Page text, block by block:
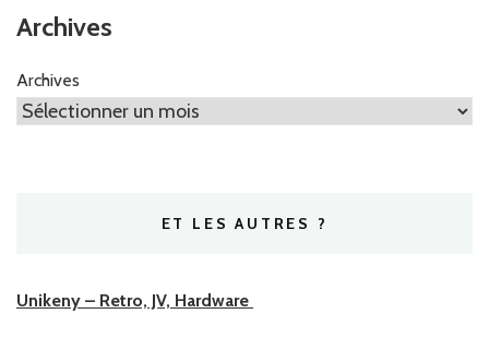
Archives
Archives
ET LES AUTRES ?
Unikeny – Retro, JV, Hardware